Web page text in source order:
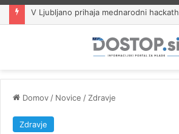
V Ljubljano prihaja mednarodni
Domov / Novice / Zdravje
Zdravje